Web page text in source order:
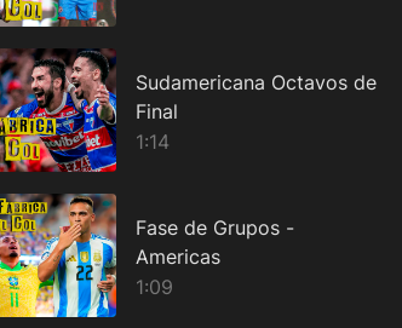
Sudamericana Octavos de
Final
1:14
Fase de Grupos -
Americas
1:09